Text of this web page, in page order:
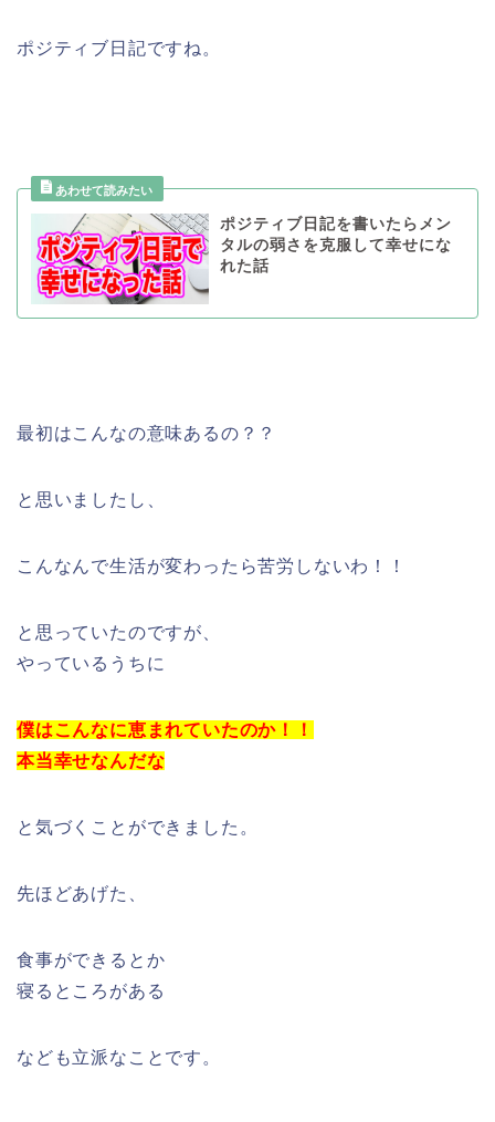
ポジティブ日記ですね。
ポジティブ日記を書いたらメン
タルの弱さを克服して幸せにな
れた話
最初はこんなの意味あるの？？
と思いましたし、
こんなんで生活が変わったら苦労しないわ！！
と思っていたのですが、
やっているうちに
僕はこんなに恵まれていたのか！！
本当幸せなんだな
と気づくことができました。
先ほどあげた、
食事ができるとか
寝るところがある
なども立派なことです。